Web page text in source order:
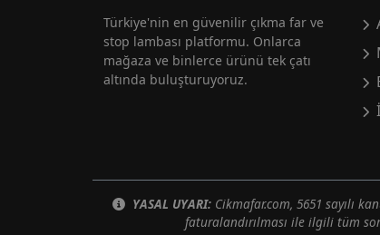
Türkiye'nin en güvenilir çıkma far ve
stop lambası platformu. Onlarca
mağaza ve binlerce ürünü tek çatı
altında buluşturuyoruz.
YASAL UYARI: Cikmafar.com, 5651 sayılı
faturalandırılması ile ilgili tüm